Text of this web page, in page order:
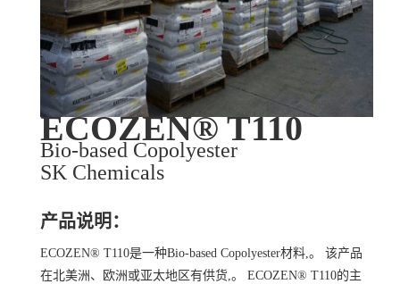
ECOZEN® T110
Bio-based Copolyester
SK Chemicals
产品说明：
ECOZEN® T110是一种Bio-based Copolyester材料,。 该产品
在北美洲、欧洲或亚太地区有供货,。 ECOZEN® T110的主